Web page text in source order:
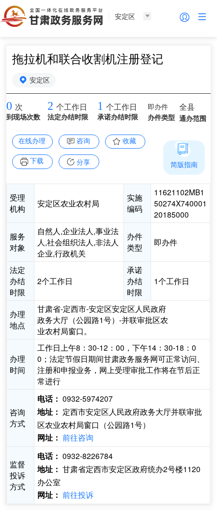
安定区
拖拉机和联合收割机注册登记
安定区
0 次
到现场次数
2 个工作日
法定办结时限
1 个工作日
承诺办结时限
即办件
办件类型
全县
通办范围
在线办理 咨询 收藏
下载 分享
受理
机构
安定区农业农村局
实施
编码
11621102MB1
50274X740001
20185000
服务
对象
自然人,企业法人,事业法
人,社会组织法人,非法人
企业,行政机关
办件
类型
即办件
法定
办结
时限
2个工作日
承诺
办结
时限
1个工作日
办理
地点
甘肃省-定西市-安定区安定区人民政府
政务大厅（公园路1号）-并联审批区农
业农村局窗口。
办理
时间
工作日上午8：30-12：00，下午14：30-18：0
0；法定节假日期间甘肃政务服务网可正常访问、
注册和申报业务，网上受理审批工作将在节后正
常进行
咨询
方式
电话： 0932-5974207
地址： 定西市安定区人民政府政务大厅并联审批
区农业农村局窗口（公园路1号）
网址： 前往咨询
监督
投诉
方式
电话： 0932-8226784
地址： 甘肃省定西市安定区政府统办2号楼1120
办公室
网址： 前往投诉
简版指南